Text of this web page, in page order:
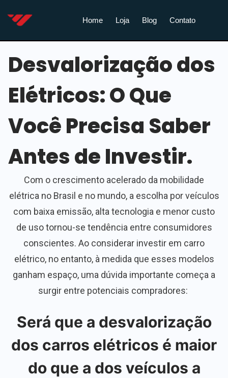
Home Loja Blog Contato
Desvalorização dos
Elétricos: O Que
Você Precisa Saber
Antes de Investir.
Com o crescimento acelerado da mobilidade
elétrica no Brasil e no mundo, a escolha por veículos
com baixa emissão, alta tecnologia e menor custo
de uso tornou-se tendência entre consumidores
conscientes. Ao considerar investir em carro
elétrico, no entanto, à medida que esses modelos
ganham espaço, uma dúvida importante começa a
surgir entre potenciais compradores:
Será que a desvalorização
dos carros elétricos é maior
do que a dos veículos a